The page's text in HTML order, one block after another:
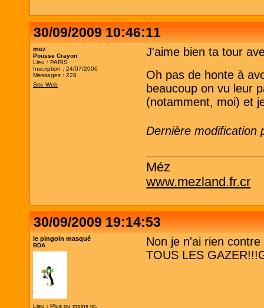
30/09/2009 10:46:11
mez
Pousse Crayon
Lieu : PARIS
Inscription : 24/07/2006
Messages : 228
Site Web
J'aime bien ta tour
Oh pas de honte à
beaucoup on vu leur
(notamment, moi) et
Dernière modification
Méz
www.mezland.fr.cr
30/09/2009 19:14:53
le pingoin masqué
BDA
Lieu : Plus ou moins ici.
Non je n'ai rien
TOUS LES